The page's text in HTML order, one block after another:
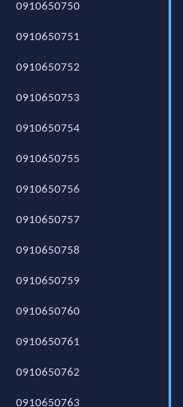
0910650750
0910650751
0910650752
0910650753
0910650754
0910650755
0910650756
0910650757
0910650758
0910650759
0910650760
0910650761
0910650762
0910650763